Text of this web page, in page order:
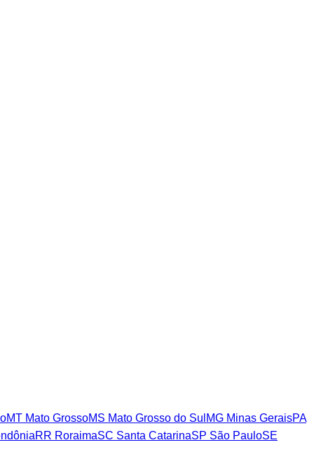
MT Mato GrossoMS Mato Grosso do Sul MG Minas GeraisPA
RR RoraimaSC Santa CatarinaSP São PauloSE